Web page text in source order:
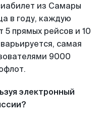
из Самары
в году, каждую
прямых рейсов и 10
самая
9000
электронный